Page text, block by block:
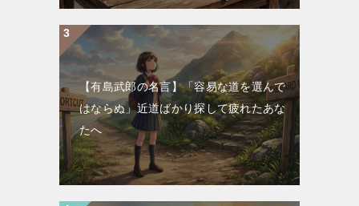
【有島武郎の名言】「容易な道を選んで
はならぬ」近道ばかり探して疲れたあな
たへ